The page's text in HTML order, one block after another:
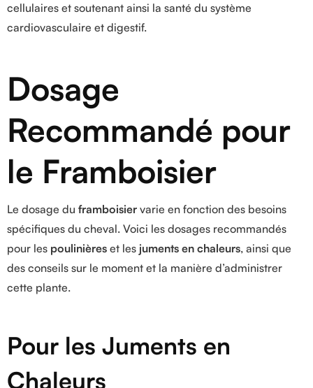
cellulaires et soutenant ainsi la santé du système
cardiovasculaire et digestif.
Dosage
Recommandé pour
le Framboisier
Le dosage du framboisier varie en fonction des besoins
spécifiques du cheval. Voici les dosages recommandés
pour les poulinières et les juments en chaleurs, ainsi que
des conseils sur le moment et la manière d’administrer
cette plante.
Pour les Juments en
Chaleurs